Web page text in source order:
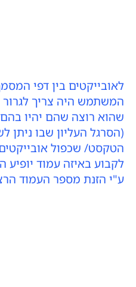
לאובייקטים בין דפי
המשתמש היה צריך לגרור
(הסרגל העליון שבו ניתן
הטקסט/ שכפול
לקבוע באיזה עמוד יופיע
ע"י הזנת מספר העמוד